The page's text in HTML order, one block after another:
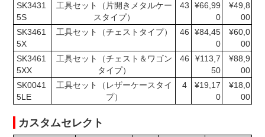
SK3431
5S
工具セット（片開きメタルケー
スタイプ）
43
¥66,99
0
¥49,8
00
SK3461
5X
工具セット（チェストタイプ） 46
¥84,45
0
¥60,0
00
SK3461
5XX
工具セット（チェスト＆ワゴン
タイプ）
46
¥113,7
50
¥88,9
00
SK0041
5LE
工具セット（レザーケースタイ
プ）
4
¥19,17
0
¥18,0
00
カスタムセレクト